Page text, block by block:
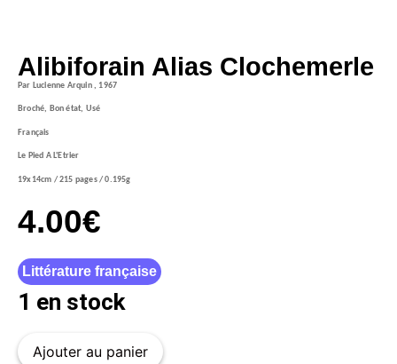
Alibiforain Alias Clochemerle
Par Lucienne Arquin , 1967
Broché, Bon état, Usé
Français
Le Pied A L'Etrier
19x14cm / 215 pages / 0.195g
4.00€
Littérature française
1 en stock
Ajouter au panier